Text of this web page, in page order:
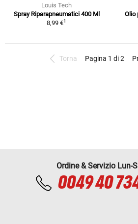
Louis Tech
Spray Riparapneumatici 400 Ml
8,99 €1
Olio
Torna Pagina 1 di 2
Ordine & Servizio Lun-
0049 40